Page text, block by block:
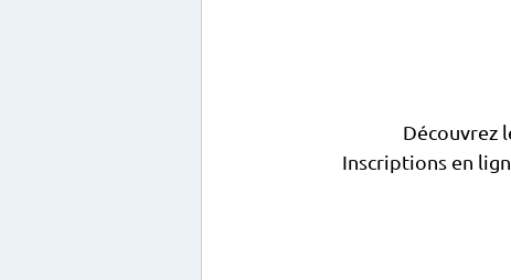
Découvrez
Inscriptions en